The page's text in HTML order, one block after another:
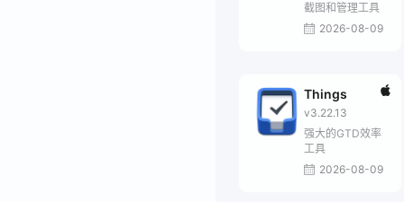
截图和管理工具
2026-08-09
Things
v3.22.13
强大的GTD效率
工具
2026-08-09